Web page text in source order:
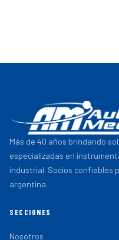
Más de 40 años brindando
especializadas en
industrial. Socios confiables
argentina.
SECCIONES
Nosotros